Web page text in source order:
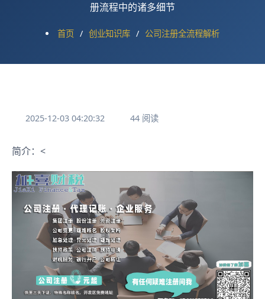
册流程中的诸多细节
首页 / 创业知识库 / 公司注册全流程解析
2025-12-03 04:20:32 44 阅读
简介：<